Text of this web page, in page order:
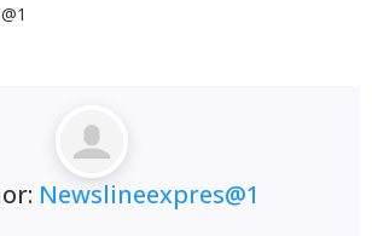
ਭਰਤੀ ਰੈਲੀ ਸਫ਼ਲਤਾਪੂਰਵਕ ਸੰਪੰਨ
ਅੰਤਰ-ਸਕੂਲ ਭਾਸ਼ਣ ਮੁਕਾਬਲੇ ‘ਚ ਵੀਰ ਹਕੀਕਤ ਰਾਏ
ਮਾਡਲ ਸਕੂਲ ਦਾ ਦਬਦਬਾ ਬਰਕਰਾਰ
Newslineexpres@1